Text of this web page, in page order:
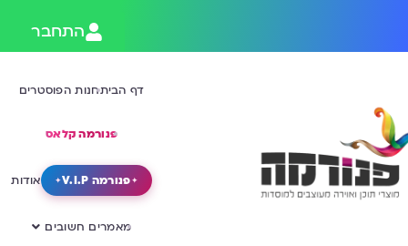
התחבר
דף הביתחנות הפוסטרים
פנורמה קלאס
פנורמה V.I.P אודות
מאמרים חשובים